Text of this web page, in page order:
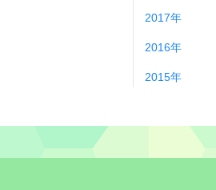
2017年
2016年
2015年